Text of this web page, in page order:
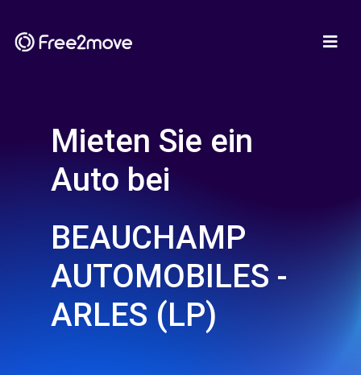
Mieten Sie ein
Auto bei
BEAUCHAMP
AUTOMOBILES -
ARLES (LP)